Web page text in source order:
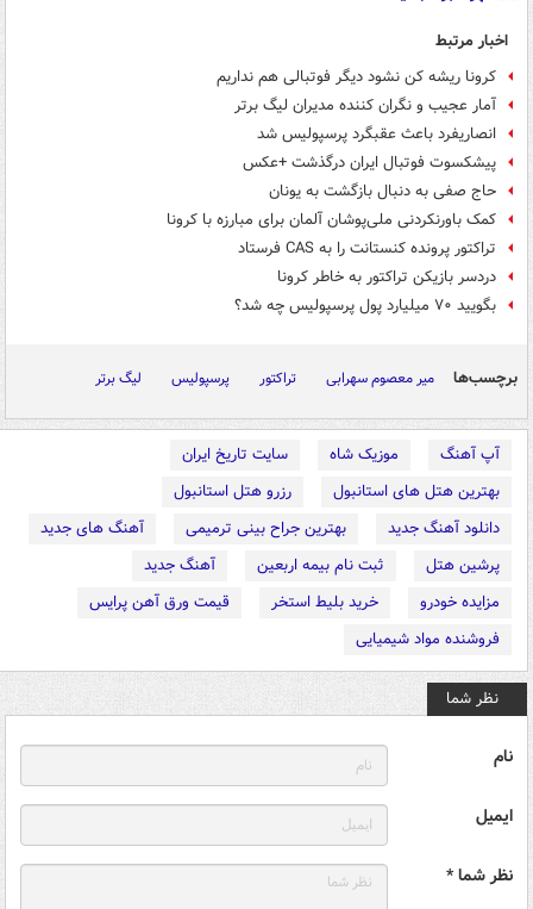
اخبار مرتبط
کرونا ریشه کن نشود دیگر فوتبالی هم نداریم
آمار عجیب و نگران کننده مدیران لیگ برتر
انصاریفرد باعث عقبگرد پرسپولیس شد
پیشکسوت فوتبال ایران درگذشت +عکس
حاج صفی به دنبال بازگشت به یونان
کمک باورنکردنی ملی‌پوشان آلمان برای مبارزه با کرونا
تراکتور پرونده کنستانت را به CAS فرستاد
دردسر بازیکن تراکتور به خاطر کرونا
بگویید ۷۰ میلیارد پول پرسپولیس چه شد؟
برچسب‌ها میر معصوم سهرابی تراکتور پرسپولیس لیگ برتر
آپ آهنگ موزیک شاه
سایت تاریخ ایران
بهترین هتل های استانبول
رزرو هتل استانبول
دانلود آهنگ جدید
بهترین جراح بینی ترمیمی
آهنگ های جدید
پرشین هتل
ثبت نام بیمه اربعین
آهنگ جدید
مزایده خودرو
خرید بلیط استخر
قیمت ورق آهن پرایس
فروشنده مواد شیمیایی
نظر شما
نام
ایمیل
نظر شما *